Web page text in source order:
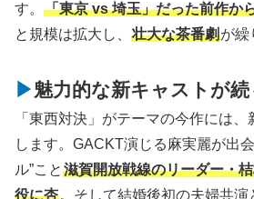
す。 「東京 vs 埼玉」だった前作か
と規模は拡大し、 壮大な茶番劇が繰
魅力的な新キャストが続
「東西対決」がテーマの今作には
します。GACKT演じる麻実麗が出
ル”こと 滋賀開放戦線のリーダー・
役に杏。そして結婚後初の夫婦共